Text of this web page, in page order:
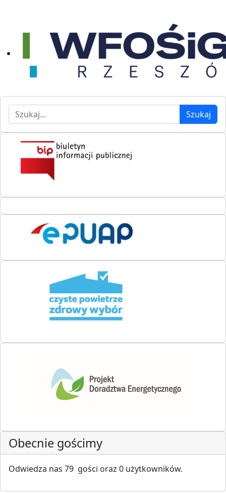
Szukaj Szukaj
Obecnie gościmy
Odwiedza nas 79 gości oraz 0 użytkowników.